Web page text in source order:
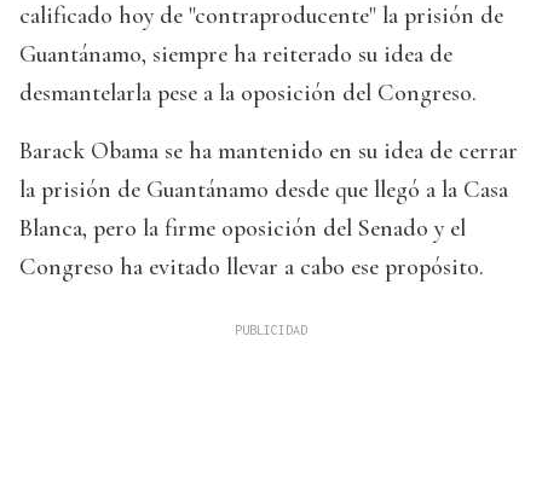
calificado hoy de "contraproducente" la prisión de
Guantánamo, siempre ha reiterado su idea de
desmantelarla pese a la oposición del Congreso.
Barack Obama se ha mantenido en su idea de cerrar
la prisión de Guantánamo desde que llegó a la Casa
Blanca, pero la firme oposición del Senado y el
Congreso ha evitado llevar a cabo ese propósito.